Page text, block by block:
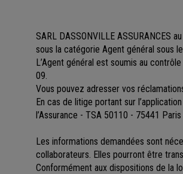
SARL DASSONVILLE ASSURANCES
sous la catégorie Agent général sous
L’Agent général est soumis au
09.
Vous pouvez adresser vos
En cas de litige portant sur
l’Assurance - TSA 50110 - 75441
Les informations demandées sont
collaborateurs. Elles pourront être
Conformément aux dispositions de la